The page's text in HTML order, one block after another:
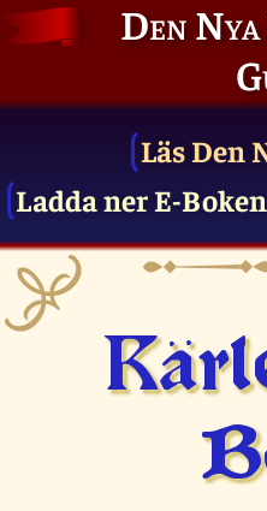
Den
Läs Den
Ladda ner E-Boken